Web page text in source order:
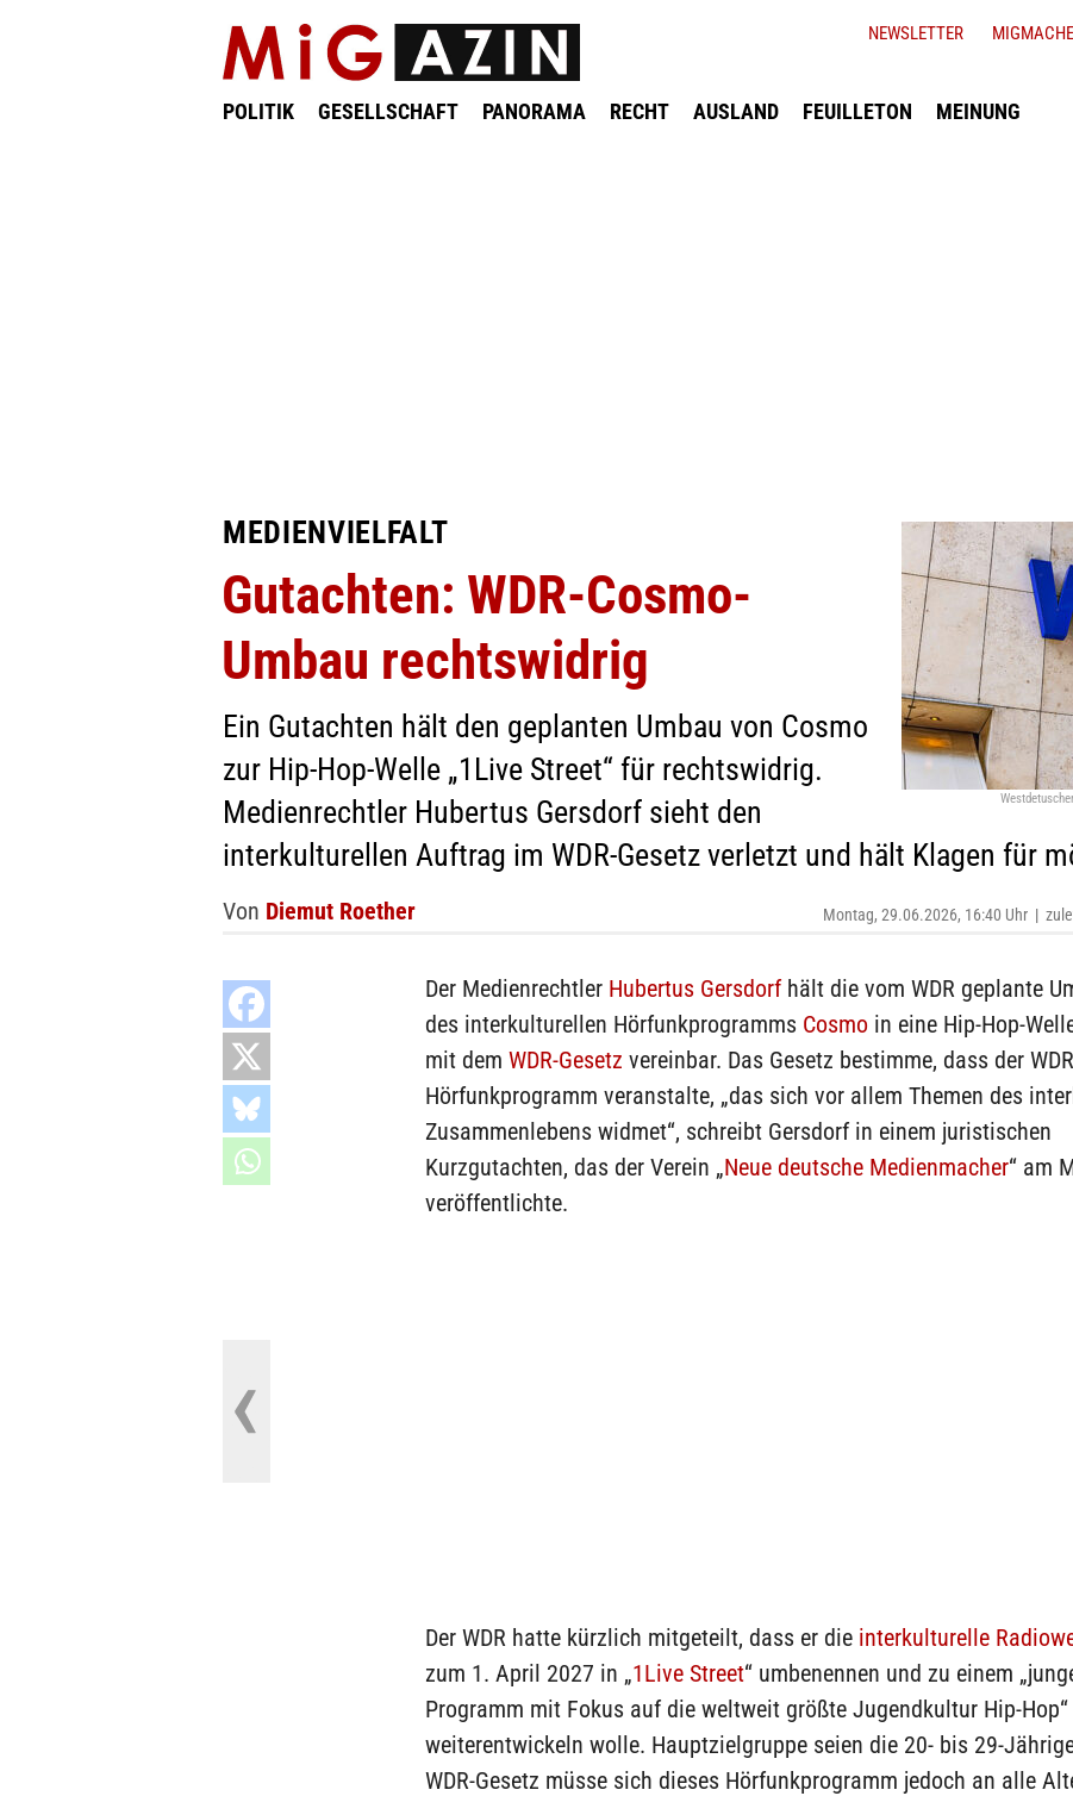
POLITIK GESELLSCHAFT PANORAMA RECHT AUSLAND FEUILLETON MEINUNG
NEWSLETTER
MEDIENVIELFALT
Gutachten: WDR-Cosmo-
Umbau rechtswidrig
Ein Gutachten hält den geplanten Umbau von Cosmo
zur Hip-Hop-Welle „1Live Street“ für rechtswidrig.
Medienrechtler Hubertus Gersdorf sieht den
interkulturellen Auftrag im WDR-Gesetz verletzt und hält Klagen für
Von Diemut Roether Montag, 29.06.2026, 16:40 Uhr |
Der Medienrechtler Hubertus Gersdorfhält die vom WDR geplante
des interkulturellen Hörfunkprogramms Cosmo in eine Hip-Hop-
mit dem WDR-Gesetz vereinbar. Das Gesetz bestimme, dass der
Hörfunkprogramm veranstalte, „das sich vor allem Themen des
Zusammenlebens widmet“, schreibt Gersdorf in einem juristischen
Kurzgutachten, das der Verein „Neue deutsche Medienmacher“ am
veröffentlichte.
Der WDR hatte kürzlich mitgeteilt, dass er die interkulturelle
zum 1. April 2027 in „1Live Street“ umbenennen und zu einem
Programm mit Fokus auf die weltweit größte Jugendkultur Hip-Hop“
weiterentwickeln wolle. Hauptzielgruppe seien die 20- bis 29-
WDR-Gesetz müsse sich dieses Hörfunkprogramm jedoch an alle